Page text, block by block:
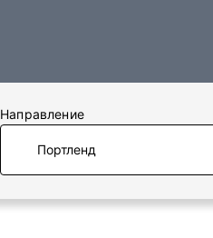
Направление